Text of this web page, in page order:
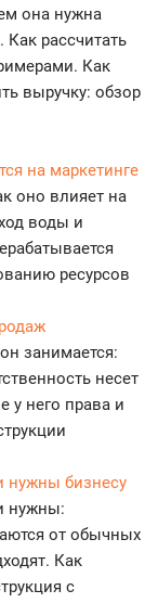
она нужна
рассчитать
Как
выручку: обзор
на маркетинге
оно влияет на
воды и
ресурсов
занимается:
несет
у него права и
нужны бизнесу
нужны:
от обычных
Как
с